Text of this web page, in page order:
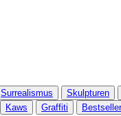
Surrealismus Skulpturen
Kaws Graffiti Bestseller